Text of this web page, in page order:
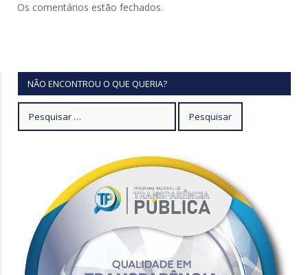
Os comentários estão fechados.
NÃO ENCONTROU O QUE QUERIA?